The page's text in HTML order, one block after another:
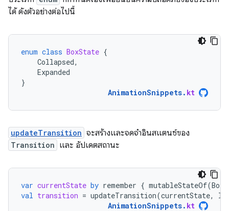
ได้ ดังตัวอย่างต่อไปนี้
enum class BoxState {
Collapsed,
Expanded
}
AnimationSnippets. kt
updateTransition จะสร้างและจดจำอินสแตนซ์ของ
Transition และ อัปเดตสถานะ
var currentState by remember { mutableStateOf(
val transition = updateTransition(currentState,
AnimationSnippets. kt